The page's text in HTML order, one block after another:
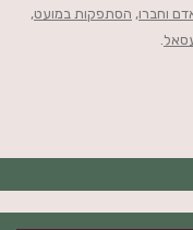
וחברו, הסתפקות במועט,
.